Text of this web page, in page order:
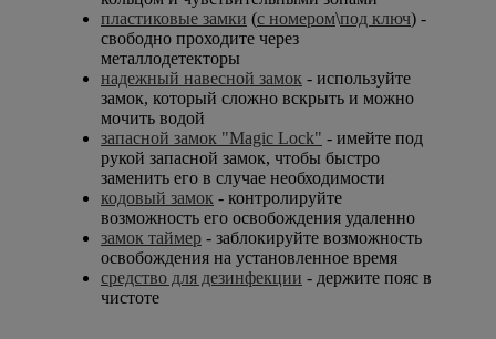
пластиковые замки (с номером\под ключ) -
свободно проходите через
металлодетекторы
надежный навесной замок - используйте
замок, который сложно вскрыть и можно
мочить водой
запасной замок "Magic Lock" - имейте под
рукой запасной замок, чтобы быстро
заменить его в случае необходимости
кодовый замок - контролируйте
возможность его освобождения удаленно
замок таймер - заблокируйте возможность
освобождения на установленное время
средство для дезинфекции - держите пояс в
чистоте